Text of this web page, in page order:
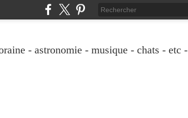
- astronomie - musique - chats - etc -